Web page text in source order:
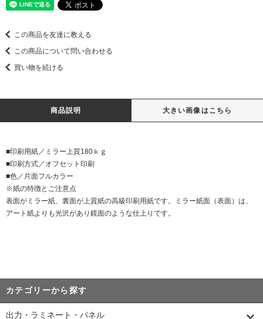
この商品を友達に教える
この商品について問い合わせる
買い物を続ける
商品説明 大きい画像はこちら
■印刷用紙／ミラー上質180ｋｇ
■印刷方式／オフセット印刷
■色／片面フルカラー
※紙の特徴とご注意点
表面がミラー紙、裏面が上質紙の高級印刷用紙です。ミラー紙面（表面）は、
アート紙よりも光沢があり鏡面のような仕上りです。
カテゴリーから探す
出力・ラミネート・パネル